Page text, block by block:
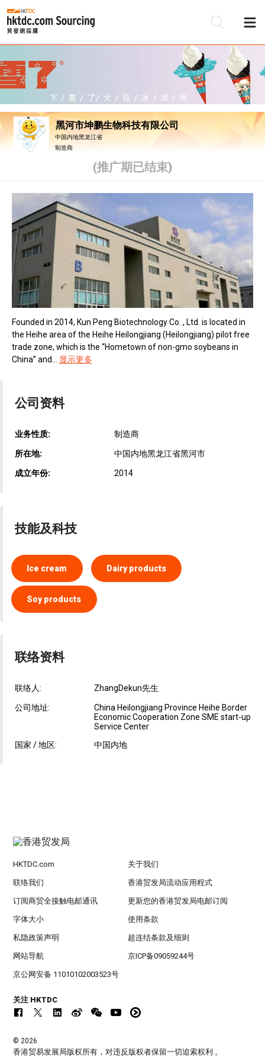
黑河市坤鹏生物科技有限公司
中国内地黑龙江省
制造商
(推广期已结束)
Founded in 2014, Kun Peng Biotechnology Co. , Ltd. is located in
the Heihe area of the Heihe Heilongjiang (Heilongjiang) pilot free
trade zone, which is the “Hometown of non-gmo soybeans in
China” and... 显示更多
公司资料
业务性质: 制造商
所在地: 中国内地黑龙江省黑河市
成立年份: 2014
技能及科技
Ice cream Dairy products
Soy products
联络资料
联络人: ZhangDekun先生
公司地址:
China Heilongjiang Province Heihe Border
Economic Cooperation Zone SME start-up
Service Center
国家 / 地区:
中国内地
HKTDC.com 关于我们
联络我们 香港贸发局流动应用程式
订阅商贸全接触电邮通讯 更新您的香港贸发局电邮订阅
字体大小 使用条款
私隐政策声明 超连结条款及细则
网站导航 京ICP备09059244号
京公网安备 11010102003523号
关注 HKTDC
© 2026
香港贸易发展局版权所有，对违反版权者保留一切追索权利 。